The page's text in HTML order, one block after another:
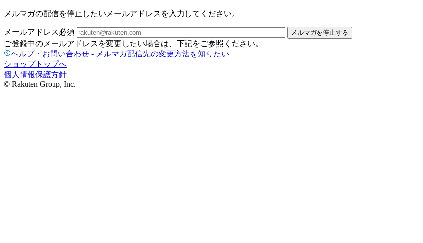
メルマガの配信を停止したいメールアドレスを入力してください。
メールアドレス必須 メルマガを停止する
ご登録中のメールアドレスを変更したい場合は、下記をご参照ください。
ヘルプ・お問い合わせ - メルマガ配信先の変更方法を知りたい
ショップトップへ
個人情報保護方針
© Rakuten Group, Inc.